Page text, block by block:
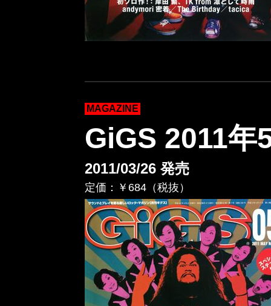
MAGAZINE
GiGS 2011年
2011/03/26 発売
定価：￥684（税抜）